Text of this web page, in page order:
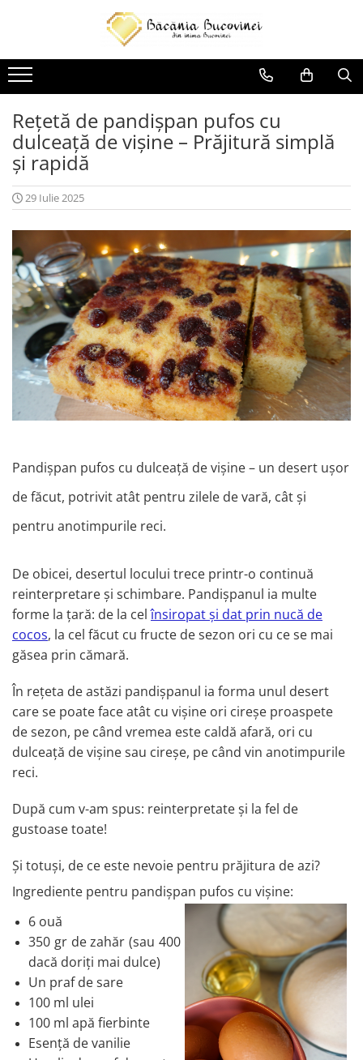
Zacusca
Desert
Muraturi si sosuri
Sirop
Rețetă de pandișpan pufos cu
dulceață de vișine – Prăjitură simplă
și rapidă
29 Iulie 2025
Pandișpan pufos cu dulceață de vișine – un desert ușor
de făcut, potrivitatât pentru zilele de vară, cât și
pentru anotimpurile reci.
De obicei, desertul locului trece printr-o continuă
reinterpretareși schimbare. Pandișpanul ia multe
forme la țară: de la celînsiropat și dat prin nucă de
cocos, la cel făcut cu fructe de sezon ori cu ce se mai
găsea prin cămară.
În rețeta de astăzi pandișpanul ia forma unul desert
care se poate face atât cu vișine ori cireșe proaspete
de sezon, pe când vremea este caldă afară, ori cu
dulceață de vișine sau cireșe, pe când vin anotimpurile
reci.
După cum v-am spus: reinterpretate și la fel de
gustoase toate!
Și totuși, de ce este nevoie pentru prăjitura de azi?
Ingrediente pentru pandișpan pufos cu vișine:
6 ouă
350 gr de zahăr (sau 400
dacă doriți mai dulce)
Un praf de sare
100 ml ulei
100 ml apă fierbinte
Esență de vanilie